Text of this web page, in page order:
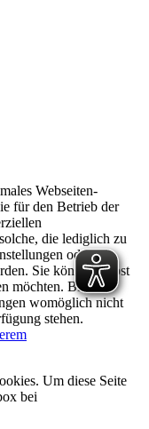
Webseiten-
für den Betrieb der
die lediglich zu
oder zur
Sie können selbst
möchten. Bitte
womöglich nicht
stehen.
Um diese Seite
bei